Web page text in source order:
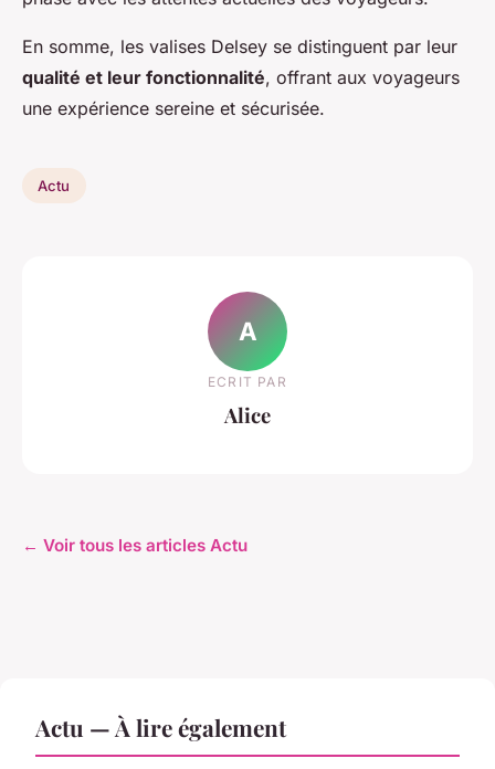
En somme, les valises Delsey se distinguent par leur
qualité et leur fonctionnalité, offrant aux voyageurs
une expérience sereine et sécurisée.
Actu
A
ECRIT PAR
Alice
← Voir tous les articles Actu
Actu — À lire également